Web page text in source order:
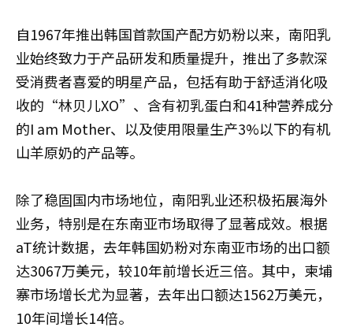
自1967年推出韩国首款国产配方奶粉以来，南阳乳
业始终致力于产品研发和质量提升，推出了多款深
受消费者喜爱的明星产品，包括有助于舒适消化吸
收的“林贝儿XO”、含有初乳蛋白和41种营养成分
的I am Mother、以及使用限量生产3%以下的有机
山羊原奶的产品等。
除了稳固国内市场地位，南阳乳业还积极拓展海外
业务，特别是在东南亚市场取得了显著成效。根据
aT统计数据，去年韩国奶粉对东南亚市场的出口额
达3067万美元，较10年前增长近三倍。其中，柬埔
寨市场增长尤为显著，去年出口额达1562万美元，
10年间增长14倍。